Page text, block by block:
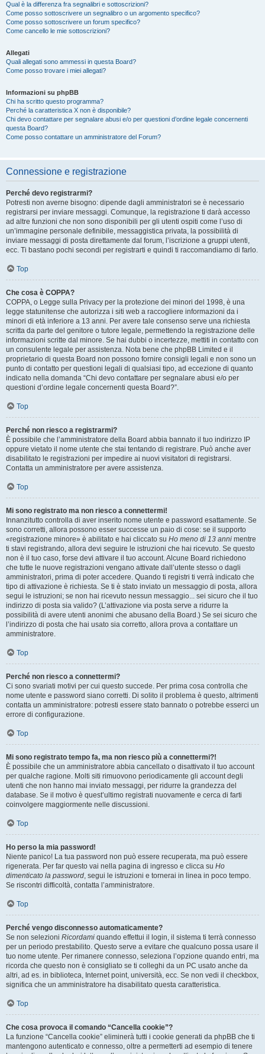
Qual è la differenza fra segnalibri e sottoscrizioni?
Come posso sottoscrivere un segnalibro o un argomento specifico?
Come posso sottoscrivere un forum specifico?
Come cancello le mie sottoscrizioni?
Allegati
Quali allegati sono ammessi in questa Board?
Come posso trovare i miei allegati?
Informazioni su phpBB
Chi ha scritto questo programma?
Perché la caratteristica X non è disponibile?
Chi devo contattare per segnalare abusi e/o per questioni d’ordine legale concernenti
questa Board?
Come posso contattare un amministratore del Forum?
Connessione e registrazione
Perché devo registrarmi?
Potresti non averne bisogno: dipende dagli amministratori se è necessario
registrarsi per inviare messaggi. Comunque, la registrazione ti darà accesso
ad altre funzioni che non sono disponibili per gli utenti ospiti come l’uso di
un’immagine personale definibile, messaggistica privata, la possibilità di
inviare messaggi di posta direttamente dal forum, l’iscrizione a gruppi utenti,
ecc. Ti bastano pochi secondi per registrarti e quindi ti raccomandiamo di farlo.
Top
Che cosa è COPPA?
COPPA, o Legge sulla Privacy per la protezione dei minori del 1998, è una
legge statunitense che autorizza i siti web a raccogliere informazioni da i
minori di età inferiore a 13 anni. Per avere tale consenso serve una richiesta
scritta da parte del genitore o tutore legale, permettendo la registrazione delle
informazioni scritte dal minore. Se hai dubbi o incertezze, mettiti in contatto con
un consulente legale per assistenza. Nota bene che phpBB Limited e il
proprietario di questa Board non possono fornire consigli legali e non sono un
punto di contatto per questioni legali di qualsiasi tipo, ad eccezione di quanto
indicato nella domanda “Chi devo contattare per segnalare abusi e/o per
questioni d’ordine legale concernenti questa Board?”.
Top
Perché non riesco a registrarmi?
È possibile che l’amministratore della Board abbia bannato il tuo indirizzo IP
oppure vietato il nome utente che stai tentando di registrare. Può anche aver
disabilitato le registrazioni per impedire ai nuovi visitatori di registrarsi.
Contatta un amministratore per avere assistenza.
Top
Mi sono registrato ma non riesco a connettermi!
Innanzitutto controlla di aver inserito nome utente e password esattamente. Se
sono corretti, allora possono esser successe un paio di cose: se il supporto
«registrazione minore» è abilitato e hai cliccato su Ho meno di 13 anni mentre
ti stavi registrando, allora devi seguire le istruzioni che hai ricevuto. Se questo
non è il tuo caso, forse devi attivare il tuo account. Alcune Board richiedono
che tutte le nuove registrazioni vengano attivate dall’utente stesso o dagli
amministratori, prima di poter accedere. Quando ti registri ti verrà indicato che
tipo di attivazione è richiesta. Se ti è stato inviato un messaggio di posta, allora
segui le istruzioni; se non hai ricevuto nessun messaggio... sei sicuro che il tuo
indirizzo di posta sia valido? (L’attivazione via posta serve a ridurre la
possibilità di avere utenti anonimi che abusano della Board.) Se sei sicuro che
l’indirizzo di posta che hai usato sia corretto, allora prova a contattare un
amministratore.
Top
Perché non riesco a connettermi?
Ci sono svariati motivi per cui questo succede. Per prima cosa controlla che
nome utente e password siano corretti. Di solito il problema è questo, altrimenti
contatta un amministratore: potresti essere stato bannato o potrebbe esserci un
errore di configurazione.
Top
Mi sono registrato tempo fa, ma non riesco più a connettermi?!
È possibile che un amministratore abbia cancellato o disattivato il tuo account
per qualche ragione. Molti siti rimuovono periodicamente gli account degli
utenti che non hanno mai inviato messaggi, per ridurre la grandezza del
database. Se il motivo è quest’ultimo registrati nuovamente e cerca di farti
coinvolgere maggiormente nelle discussioni.
Top
Ho perso la mia password!
Niente panico! La tua password non può essere recuperata, ma può essere
rigenerata. Per far questo vai nella pagina di ingresso e clicca su Ho
dimenticato la password, segui le istruzioni e tornerai in linea in poco tempo.
Se riscontri difficoltà, contatta l’amministratore.
Top
Perché vengo disconnesso automaticamente?
Se non selezioni Ricordami quando effettui il login, il sistema ti terrà connesso
per un periodo prestabilito. Questo serve a evitare che qualcuno possa usare il
tuo nome utente. Per rimanere connesso, seleziona l’opzione quando entri, ma
ricorda che questo non è consigliato se ti colleghi da un PC usato anche da
altri, ad es. in biblioteca, Internet point, università, ecc. Se non vedi il checkbox,
significa che un amministratore ha disabilitato questa caratteristica.
Top
Che cosa provoca il comando “Cancella cookie”?
La funzione “Cancella cookie” eliminerà tutti i cookie generati da phpBB che ti
mantengono autenticato e connesso, oltre a permetterti ad esempio di tenere